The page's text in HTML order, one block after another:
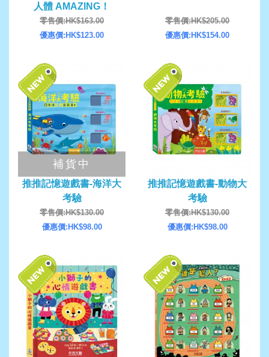
人體 AMAZING！
零售價:HK$163.00
優惠價:HK$123.00
零售價:HK$205.00
優惠價:HK$154.00
補貨中
推推記憶遊戲書-海洋大
考驗
零售價:HK$130.00
優惠價:HK$98.00
推推記憶遊戲書-動物大
考驗
零售價:HK$130.00
優惠價:HK$98.00